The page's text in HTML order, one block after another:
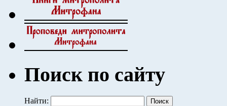
Поиск по сайту
Найти: